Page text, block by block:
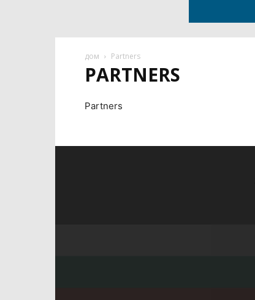
дом Partners
PARTNERS
Partners